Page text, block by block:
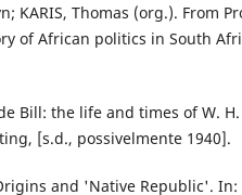
KARIS, Thomas (org.). From
of African politics in South
Bill: the life and times of W.
[s.d., possivelmente 1940].
and 'Native Republic'. In: